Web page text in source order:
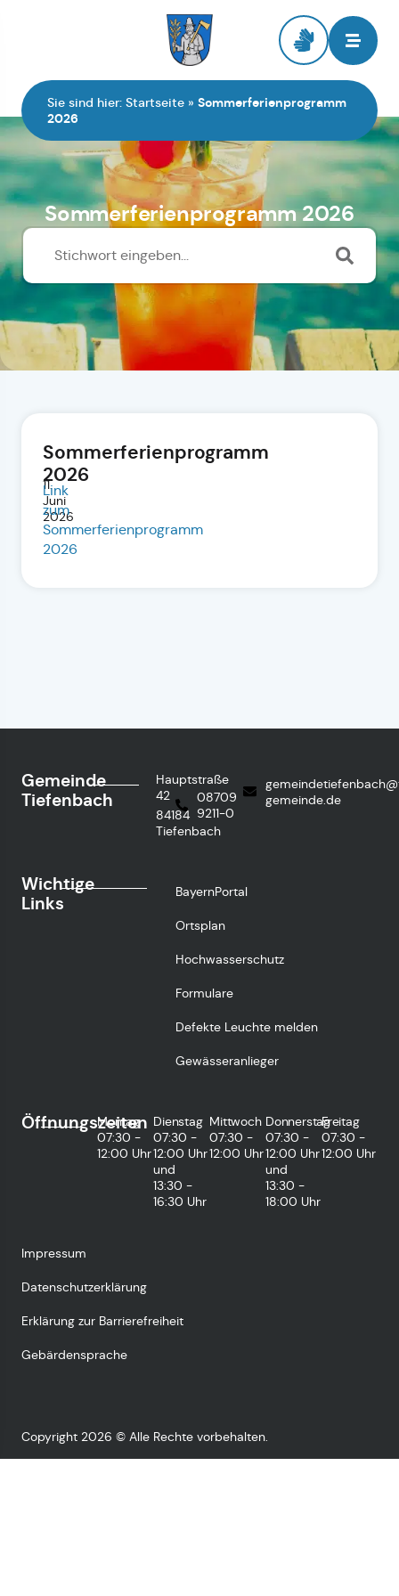
Sie sind hier: Startseite » Sommerferienprogramm
2026
Sommerferienprogramm 2026
11.
Juni
2026
Sommerferienprogramm
2026
Link
zum
Sommerferienprogramm
2026
Gemeinde
Tiefenbach
Hauptstraße
42
84184
Tiefenbach
08709
9211-0
gemeinde.de
Wichtige
Links
BayernPortal
Ortsplan
Hochwasserschutz
Formulare
Defekte Leuchte melden
Gewässeranlieger
Öffnungszeiten
Montag
07:30 -
12:00 Uhr
Dienstag
07:30 -
12:00 Uhr
und
13:30 -
16:30 Uhr
Mittwoch
07:30 -
12:00 Uhr
Donnerstag
07:30 -
12:00 Uhr
und
13:30 -
18:00 Uhr
Freitag
07:30 -
12:00 Uhr
Impressum
Datenschutzerklärung
Erklärung zur Barrierefreiheit
Gebärdensprache
Copyright 2026 © Alle Rechte vorbehalten.